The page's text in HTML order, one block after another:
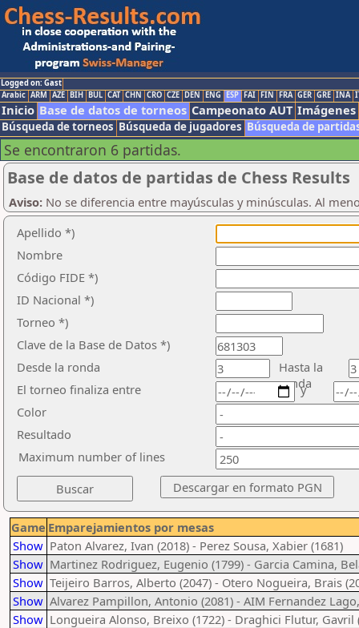
Logged on: Gast
Arabic ARM AZE BIH BUL CAT CHN CRO CZE DEN ENG ESP FAI FIN FRA GER GRE INA
Inicio Base de datos de torneos Campeonato AUT Imágenes
Búsqueda de torneos Búsqueda de jugadores Búsqueda de
Se encontraron 6 partidas.
Base de datos de partidas de Chess Results
Aviso: No se diferencia entre mayúsculas y minúsculas. Al
Apellido *)
Nombre
Código FIDE *)
ID Nacional *)
Torneo *)
Clave de la Base de Datos *)
Desde la ronda
Hasta la
ronda
El torneo finaliza entre
Color
Resultado
y
Maximum number of lines
Game Emparejamientos por mesas
Show Paton Alvarez, Ivan (2018) - Perez Sousa, Xabier (1681)
Show Martinez Rodriguez, Eugenio (1799) - Garcia Camina,
Show Teijeiro Barros, Alberto (2047) - Otero Nogueira, Brais
Show Alvarez Pampillon, Antonio (2081) - AIM Fernandez
Show Longueira Alonso, Breixo (1722) - Draghici Flutur, Gavril